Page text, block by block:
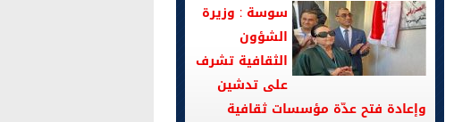
سوسة : وزيرة
الشؤون
الثقافية تشرف
على تدشين
وإعادة فتح عدّة مؤسسات ثقافية